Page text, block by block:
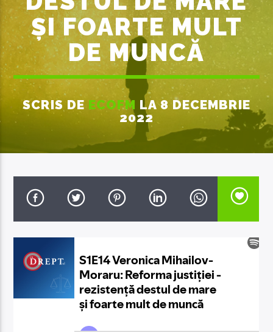
EcoFM Chisinau
ȘI FOARTE MULT
DE MUNCĂ
SCRIS DE ECOFM LA 8 DECEMBRIE
2022